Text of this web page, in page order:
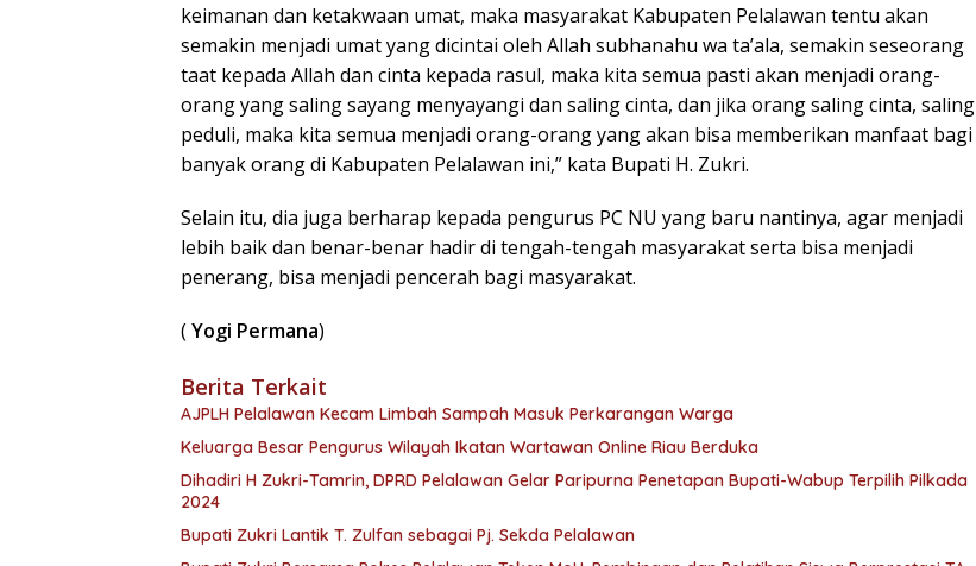
keimanan dan ketakwaan umat, maka masyarakat Kabupaten Pelalawan tentu akan
semakin menjadi umat yang dicintai oleh Allah subhanahu wa ta’ala, semakin seseorang
taat kepada Allah dan cinta kepada rasul, maka kita semua pasti akan menjadi orang-
orang yang saling sayang menyayangi dan saling cinta, dan jika orang saling cinta, saling
peduli, maka kita semua menjadi orang-orang yang akan bisa memberikan manfaat bagi
banyak orang di Kabupaten Pelalawan ini,” kata Bupati H. Zukri.
Selain itu, dia juga berharap kepada pengurus PC NU yang baru nantinya, agar menjadi
lebih baik dan benar-benar hadir di tengah-tengah masyarakat serta bisa menjadi
penerang, bisa menjadi pencerah bagi masyarakat.
(Yogi Permana)
Berita Terkait
AJPLH Pelalawan Kecam Limbah Sampah Masuk Perkarangan Warga
Keluarga Besar Pengurus Wilayah Ikatan Wartawan Online Riau Berduka
Dihadiri H Zukri-Tamrin, DPRD Pelalawan Gelar Paripurna Penetapan Bupati-Wabup Terpilih Pilkada
2024
Bupati Zukri Lantik T. Zulfan sebagai Pj. Sekda Pelalawan